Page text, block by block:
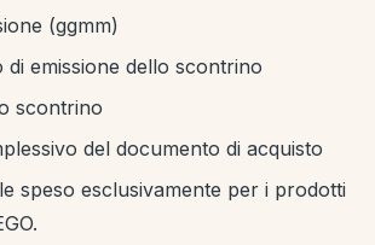
(ggmm)
di emissione dello scontrino
scontrino
del documento di acquisto
speso esclusivamente per i prodotti